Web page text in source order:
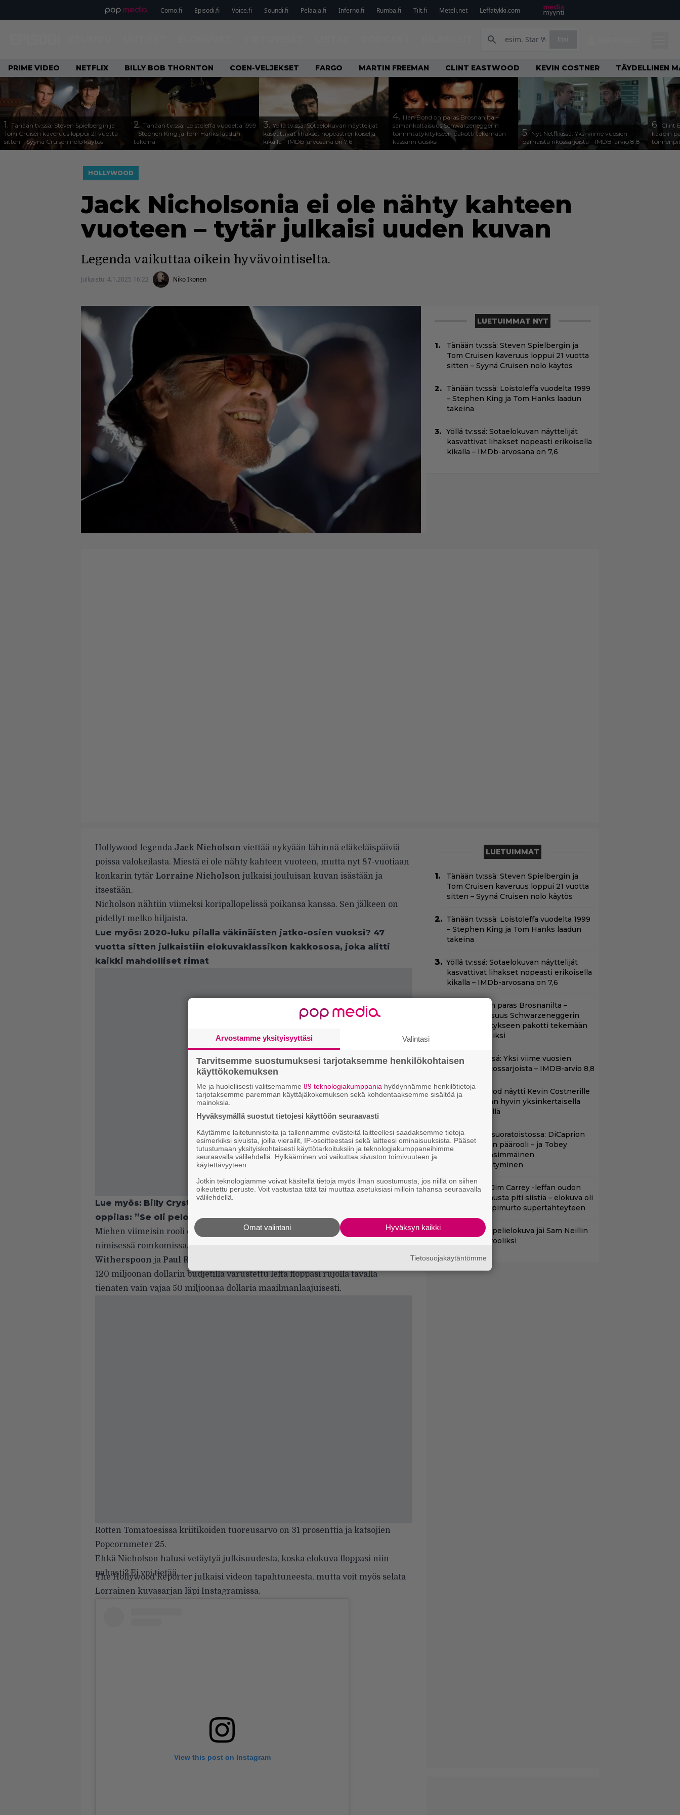
Como.fi Episodi.fi Voice.fi Soundi.fi Pelaaja.fi Inferno.fi Rumba.fi Tilt.fi Meteli.net Leffatykki.com
PRIME VIDEO NETFLIX BILLY BOB THORNTON COEN-VELJEKSET FARGO MARTIN FREEMAN CLINT EASTWOOD KEVIN COSTNER TÄYDELLINEN
1. Tänään tv:ssä: Steven Spielbergin ja
Tom Cruisen kaveruus loppui 21 vuotta
sitten – Syynä Cruisen nolo käytös
2. Tänään tv:ssä: Loistoleffa vuodelta 1999
– Stephen King ja Tom Hanks laadun
takeina
3. Yöllä tv:ssä: Sotaelokuvan näyttelijät
kasvattivat lihakset nopeasti erikoisella
kikalla – IMDb-arvosana on 7,6
4. Illan Bond on paras Brosnanilta –
samankaltaisuus Schwarzeneggerin
toimintatykitykseen pakotti tekemään
kässärin uusiksi
5. Nyt Netflixissä: Yksi viime vuosien
parhaista rikossarjoista – IMDB-arvio 8,8
6. Clint
kaapin
HOLLYWOOD
Jack Nicholsonia ei ole nähty kahteen
vuoteen – tytär julkaisi uuden kuvan
Legenda vaikuttaa oikein hyvävointiselta.
Julkaistu: 4.1.2025 16:22 Niko Ikonen
LUETUIMMAT NYT
Tänään tv:ssä: Steven Spielbergin ja
Tom Cruisen kaveruus loppui 21 vuotta
sitten – Syynä Cruisen nolo käytös
Tänään tv:ssä: Loistoleffa vuodelta 1999
– Stephen King ja Tom Hanks laadun
takeina
Yöllä tv:ssä: Sotaelokuvan näyttelijät
kasvattivat lihakset nopeasti erikoisella
kikalla – IMDb-arvosana on 7,6
Hollywood-legenda Jack Nicholson viettää nykyään lähinnä eläkeläispäiviä
poissa valokeilasta. Miestä ei ole nähty kahteen vuoteen, mutta nyt 87-vuotiaan
konkarin tytär Lorraine Nicholson julkaisi jouluisan kuvan isästään ja
itsestään.
Nicholson nähtiin viimeksi koripallopelissä poikansa kanssa. Sen jälkeen on
pidellyt melko hiljaista.
Lue myös: 2020-luku pilalla väkinäisten jatko-osien vuoksi? 47
vuotta sitten julkaistiin elokuvaklassikon kakkososa, joka alitti
kaikki mahdolliset rimat
Lue myös: Billy Crystal muistelee, millaista oli olla Martin Scorsese
oppilas: ”Se oli pelottavaa”
Miehen viimeisin rooli oli vuonna 2010 julkaistussa How Do You Know
nimisessä romkomissa, jossa nähtiin myös
Witherspoon ja Paul Rudd.
120 miljoonan dollarin budjetilla varustettu leffa floppasi rujolla tavalla
tienaten vain vajaa 50 miljoonaa dollaria maailmanlaajuisesti.
Rotten Tomatoesissa kriitikoiden tuoreusarvo on 31 prosenttia ja katsojien
Popcornmeter 25.
Ehkä Nicholson halusi vetäytyä julkisuudesta, koska elokuva floppasi niin
pahasti? Ei voi tietää.
The Hollywood Reporter julkaisi videon tapahtuneesta, mutta voit myös selata
Lorrainen kuvasarjan läpi Instagramissa.
View this post on Instagram
LUETUIMMAT
Tänään tv:ssä: Steven Spielbergin ja
Tom Cruisen kaveruus loppui 21 vuotta
sitten – Syynä Cruisen nolo käytös
Tänään tv:ssä: Loistoleffa vuodelta 1999
– Stephen King ja Tom Hanks laadun
takeina
Yöllä tv:ssä: Sotaelokuvan näyttelijät
kasvattivat lihakset nopeasti erikoisella
kikalla – IMDb-arvosana on 7,6
Illan Bond on paras Brosnanilta –
samankaltaisuus Schwarzeneggerin
toimintatykitykseen pakotti tekemään
kässärin uusiksi
Nyt Netflixissä: Yksi viime vuosien
parhaista rikossarjoista – IMDB-arvio 8,8
Clint Eastwood näytti Kevin Costnerille
kaapin paikan hyvin yksinkertaisella
toimenpiteellä
Huippuleffa suoratoistossa: DiCaprion
ensimmäinen päärooli – ja Tobey
Maguiren ensimmäinen
elokuvaesiintyminen
Illalla tv:ssä: Jim Carrey -leffan oudon
raakaa kohtausta piti siistiä – elokuva oli
koomikon läpimurto supertähteyteen
Tuleva videopelielokuva jäi Sam Neillin
viimeiseksi rooliksi
Arvostamme yksityisyyttäsi Valintasi
Tarvitsemme suostumuksesi tarjotaksemme henkilökohtaisen
käyttökokemuksen
Me ja huolellisesti valitsemamme 89 teknologiakumppania hyödynnämme henkilötietoja
tarjotaksemme paremman käyttäjäkokemuksen sekä kohdentaaksemme sisältöä ja
mainoksia.
Hyväksymällä suostut tietojesi käyttöön seuraavasti
Käytämme laitetunnisteita ja tallennamme evästeitä laitteellesi saadaksemme tietoja
esimerkiksi sivuista, joilla vierailit, IP-osoitteestasi sekä laitteesi ominaisuuksista. Pääset
tutustumaan yksityiskohtaisesti käyttötarkoituksiin ja teknologiakumppaneihimme
seuraavalla välilehdellä. Hylkääminen voi vaikuttaa sivuston toimivuuteen ja
käytettävyyteen.
Jotkin teknologiamme voivat käsitellä tietoja myös ilman suostumusta, jos niillä on siihen
oikeutettu peruste. Voit vastustaa tätä tai muuttaa asetuksiasi milloin tahansa seuraavalla
välilehdellä.
Hyväksyn kaikki
Omat valintani
Tietosuojakäytäntömme